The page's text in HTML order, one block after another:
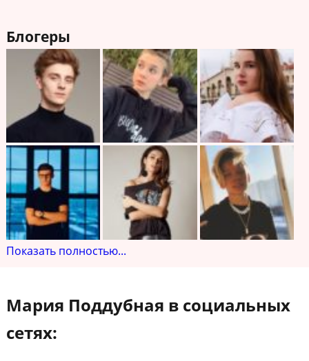
Блогеры
Показать полностью...
Мария Поддубная в социальных
сетях: